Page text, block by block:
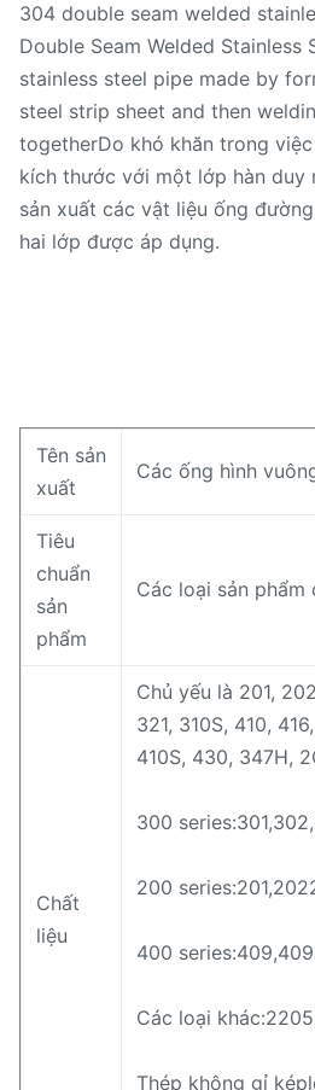
304 double seam welded
Double Seam Welded Stainless
stainless steel pipe made by
steel strip sheet and then
togetherDo khó khăn trong
kích thước với một lớp hàn duy
sản xuất các vật liệu ống
hai lớp được áp dụng.
Tên sản
xuất
Các ống hình
Tiêu
chuẩn
sản
phẩm
Các loại sản
Chất
liệu
Chủ yếu là 201,
321, 310S, 410, 416,
410S, 430, 347H,
300
200
400
Các loại
Thép không gỉ